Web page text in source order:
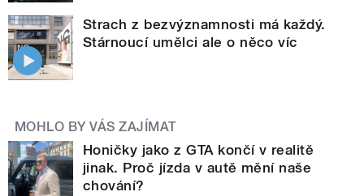
Strach z bezvýznamnosti má každý.
Stárnoucí umělci ale o něco víc
MOHLO BY VÁS ZAJÍMAT
Honičky jako z GTA končí v realitě
jinak. Proč jízda v autě mění naše
chování?